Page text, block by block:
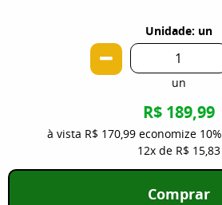
Unidade: un
un
R$ 189,99
à vista R$ 170,99 economize 10%
12x de R$ 15,83
Comprar